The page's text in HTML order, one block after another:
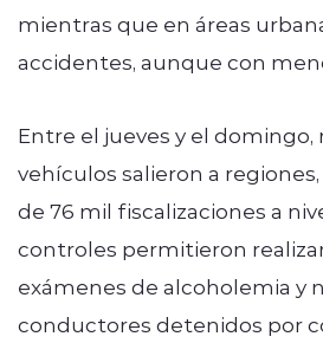
mientras que en áreas
accidentes, aunque con
Entre el jueves y el domingo,
vehículos salieron a
de 76 mil fiscalizaciones a
controles permitieron
exámenes de alcoholemia y
conductores detenidos por